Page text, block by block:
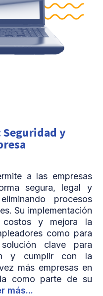
y
a las empresas
segura, legal y
procesos
Su implementación
costos y mejora la
como para
clave para
y cumplir con la
más empresas en
como parte de su
más...